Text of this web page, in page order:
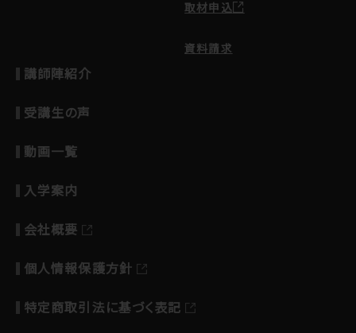
取材申込
資料請求
講師陣紹介
受講生の声
動画一覧
入学案内
会社概要
個人情報保護方針
特定商取引法に基づく表記